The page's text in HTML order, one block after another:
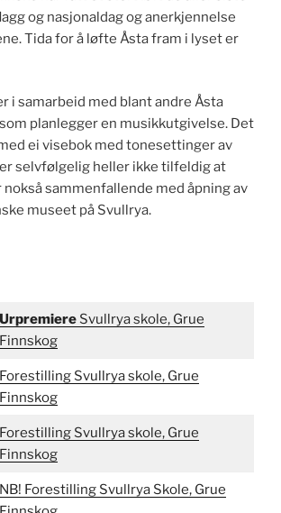
og nasjonaldag og anerkjennelse
Tida for å løfte Åsta fram i lyset er
i samarbeid med blant andre Åsta
planlegger en musikkutgivelse. Det
ei visebok med tonesettinger av
selvfølgelig heller ikke tilfeldig at
sammenfallende med åpning av
museet på Svullrya.
UrpremiereSvullrya skole, Grue
Finnskog
Forestilling Svullrya skole, Grue
Finnskog
Forestilling Svullrya skole, Grue
Finnskog
NB! Forestilling Svullrya Skole, Grue